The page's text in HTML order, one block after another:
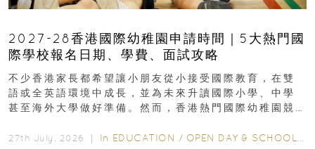
2027-28香港國際幼稚園申請時間｜5大熱門國
際學校報名日期、學費、面試攻略
不少香港家長都希望讓小朋友從小接受國際教育，在雙
語或全英語環境中成長，並為未來升讀國際小學、中學
甚至海外大學做好準備。然而，香港熱門國際幼稚園競
27th July, 2026 ｜ In EDUCATION / OPEN DAY & SCHOOL EVENTS